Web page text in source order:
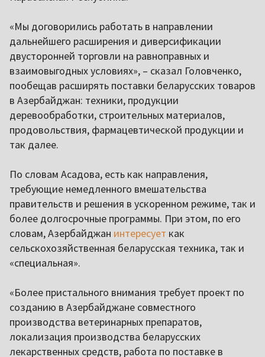
«Мы договорились работать в направлении
дальнейшего расширения и диверсификации
двусторонней торговли на равноправных и
взаимовыгодных условиях», – сказал Головченко,
пообещав расширять поставки беларусских товаров
в Азербайджан: техники, продукции
деревообработки, строительных материалов,
продовольствия, фармацевтической продукции и
так далее.
По словам Асадова, есть как направления,
требующие немедленного вмешательства
правительств и решения в ускоренном режиме, так и
более долгосрочные программы. При этом, по его
словам, Азербайджан интересует как
сельскохозяйственная беларусская техника, так и
«специальная».
«Более пристального внимания требует проект по
созданию в Азербайджане совместного
производства ветеринарных препаратов,
локализация производства беларусских
лекарственных средств, работа по поставке в